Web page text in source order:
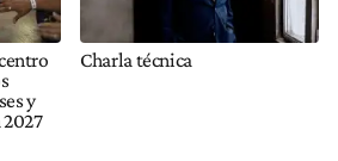
y
Charla técnica